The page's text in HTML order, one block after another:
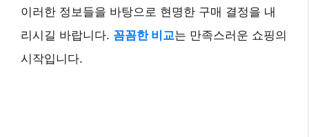
이러한 정보들을 바탕으로 현명한 구매 결정을 내
리시길 바랍니다. 꼼꼼한 비교는 만족스러운 쇼핑의
시작입니다.